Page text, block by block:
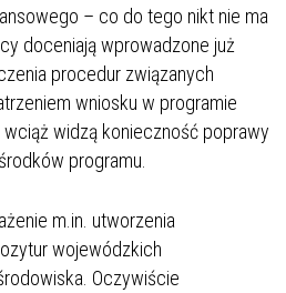
– co do tego nikt nie ma
doceniają wprowadzone już
procedur związanych
wniosku w programie
widzą konieczność poprawy
programu.
m.in. utworzenia
wojewódzkich
Oczywiście